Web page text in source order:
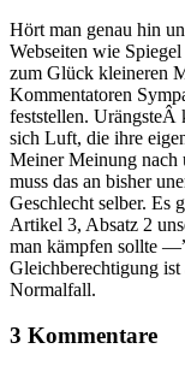
Hört man genau hin
Webseiten wie
zum Glück kleineren
Kommentatoren
feststellen. UrängsteÂ
sich Luft, die ihre
Meiner Meinung nach
muss das an bisher
Geschlecht selber. Es
Artikel 3, Absatz 2
man kämpfen sollte
Gleichberechtigung
Normalfall.
3 Kommentare